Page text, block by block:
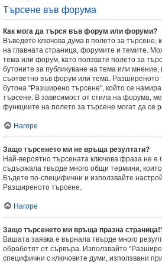
Търсене във форума
Как мога да търся във форум или форуми?
Въведете ключова дума в полето за търсене,
на главната страница, форумите и темите.
тема или форум, като ползвате полето за
бутоните за публикуване на тема или мнение,
съответно във форум или тема. Разширеното
бутона “Разширено търсене”, който се
търсене. В зависимост от стила на форума,
функциите на полето за търсене могат да се
Нагоре
Защо търсенето ми не връща резултати?
Най-вероятно търсената ключова фраза не е
съдържала твърде много общи термини,
Бъдете по-специфични и използвайте
Разширеното търсене.
Нагоре
Защо търсенето ми връща празна
Вашата заявка е върнала твърде много
обработят от сървъра. Използвайте
специфични с ключовите думи, използвани